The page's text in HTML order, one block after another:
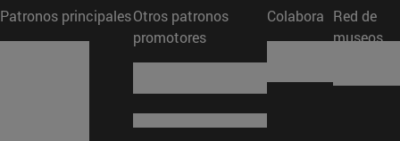
Patronos principalesOtros patronos
promotores
Colabora Red de
museos